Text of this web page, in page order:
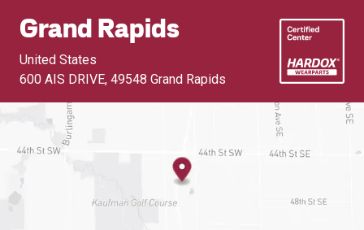
Grand Rapids
United States
600 AIS DRIVE, 49548 Grand Rapids